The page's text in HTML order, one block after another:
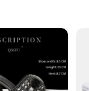
a high-quality
Whether